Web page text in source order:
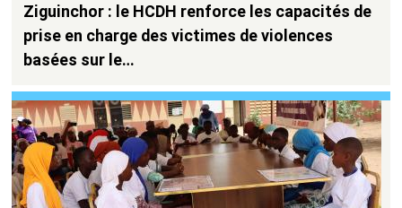
Ziguinchor : le HCDH renforce les capacités de
prise en charge des victimes de violences
basées sur le…